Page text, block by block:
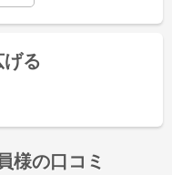
る
様の口コミ